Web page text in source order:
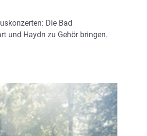
Die Bad
und Haydn zu Gehör bringen.